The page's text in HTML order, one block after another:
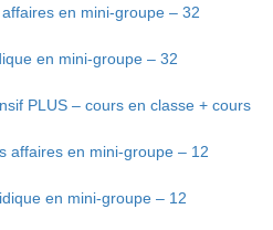
en mini-groupe – 32
en mini-groupe – 32
PLUS – cours en classe + cours
affaires en mini-groupe – 12
en mini-groupe – 12